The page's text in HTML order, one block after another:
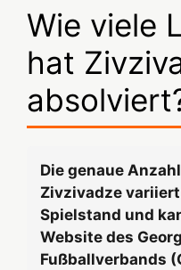
Wie viele
hat
Die genaue
Zivzivadze
Spielstand und
Website des
Fußballverbands